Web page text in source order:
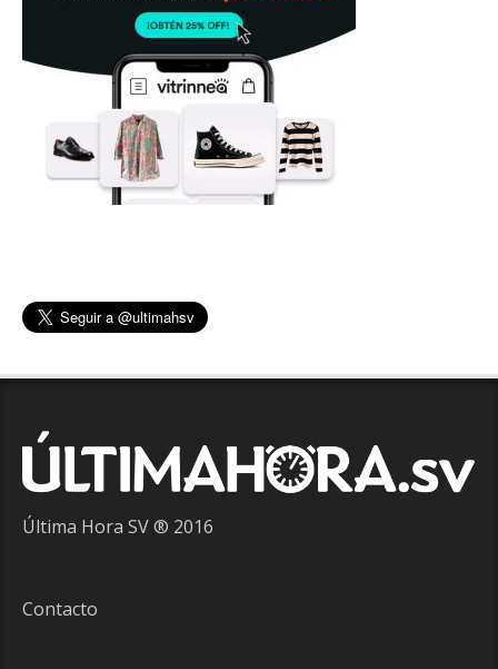
Última Hora SV ® 2016
Contacto